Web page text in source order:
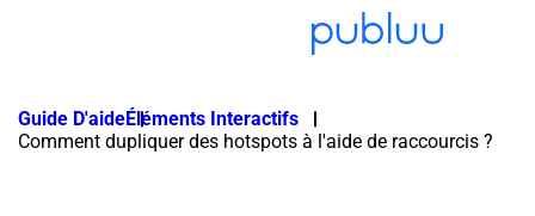
Guide D'aideÉléments Interactifs
Comment dupliquer des hotspots à l'aide de raccourcis ?